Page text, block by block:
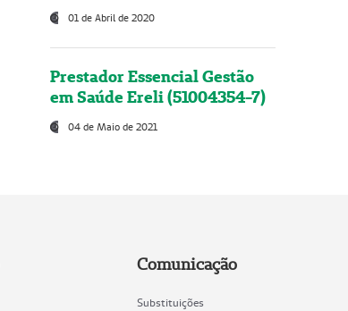
01 de Abril de 2020
Prestador Essencial Gestão
em Saúde Ereli (51004354-7)
04 de Maio de 2021
Comunicação
Substituições